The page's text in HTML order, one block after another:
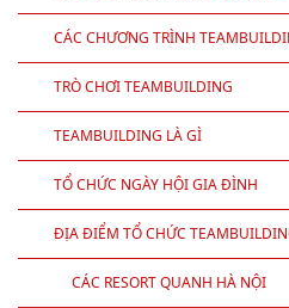
CÁC CHƯƠNG TRÌNH
TRÒ CHƠI TEAMBUILDING
TEAMBUILDING LÀ GÌ
TỔ CHỨC NGÀY HỘI GIA ĐÌNH
ĐỊA ĐIỂM TỔ CHỨC
CÁC RESORT QUANH HÀ NỘI